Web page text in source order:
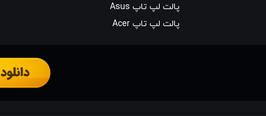
پالت لپ تاپ Asus
پالت لپ تاپ Acer